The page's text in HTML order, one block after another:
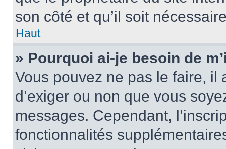
son côté et qu’il soit
Haut
» Pourquoi ai-je besoin de
Vous pouvez ne pas le faire, il
d’exiger ou non que vous
messages. Cependant,
fonctionnalités